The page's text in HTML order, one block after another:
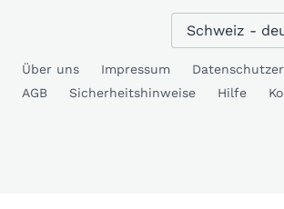
Über uns Impressum
AGB
Sicherheitshinweise Hilfe